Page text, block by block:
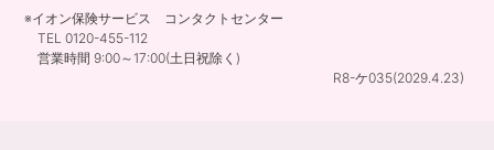
※イオン保険サービス コンタクトセンター
TEL 0120-455-112
営業時間 9:00～17:00(土日祝除く)
R8-ケ035(2029.4.23)